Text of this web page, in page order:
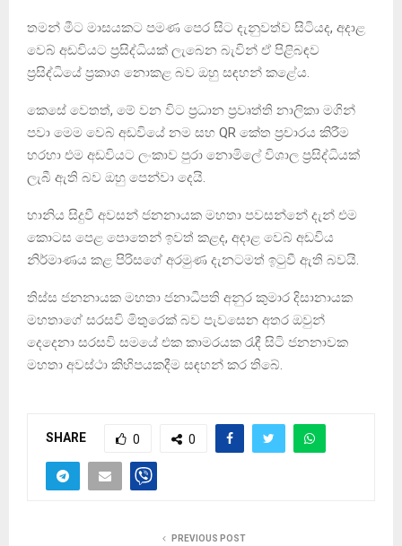
තමන් මීට මාසයකට පමණ පෙර සිට දැනුවත්ව සිටියද, අදාළ
වෙබ් අඩවියට ප්‍රසිද්ධියක් ලැබෙන බැවින් ඒ පිළිබඳව
ප්‍රසිද්ධියේ ප්‍රකාශ නොකළ බව ඔහු සඳහන් කළේය.
කෙසේ වෙතත්, මේ වන විට ප්‍රධාන ප්‍රවෘත්ති නාලිකා මගින්
පවා මෙම වෙබ් අඩවියේ නම සහ QR කේත ප්‍රචාරය කිරීම
හරහා එම අඩවියට ලංකාව පුරා නොමිලේ විශාල ප්‍රසිද්ධියක්
ලැබී ඇති බව ඔහු පෙන්වා දෙයි.
හානිය සිදුවී අවසන් ජනනායක මහතා පවසන්නේ දැන් එම
කොටස පෙළ පොතෙන් ඉවත් කළද, අදාළ වෙබ් අඩවිය
නිර්මාණය කළ පිරිසගේ අරමුණ දැනටමත් ඉටුවී ඇති බවයි.
තිස්ස ජනනායක මහතා ජනාධිපති අනුර කුමාර දිසානායක
මහතාගේ සරසවි මිතුරෙක් බව පැවසෙන අතර ඔවුන්
දෙදෙනා සරසවි සමයේ එක කාමරයක රැඳී සිටි ජනනාවක
මහතා අවස්ථා කිහිපයකදීම සඳහන් කර තිබේ.
SHARE 0 0
PREVIOUS POST